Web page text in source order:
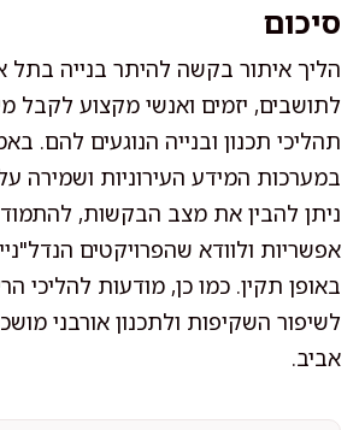
סיכום
הליך איתור בקשה להיתר בנייה
לתושבים, יזמים ואנשי מקצוע לקבל
תהליכי תכנון ובנייה הנוגעים להם.
במערכות המידע העירוניות ושמירה
ניתן להבין את מצב הבקשות,
אפשריות ולוודא שהפרויקטים
באופן תקין. כמו כן, מודעות להליכי
לשיפור השקיפות ולתכנון אורבני
אביב.